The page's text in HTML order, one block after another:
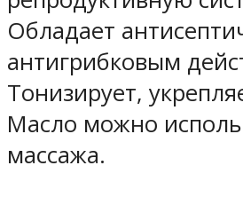
Обладает
антигрибковым
Тонизирует,
Масло можно
массажа.